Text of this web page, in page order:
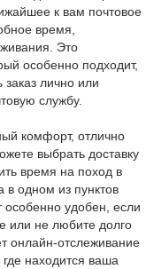
к вам почтовое
время,
Это
особенно подходит,
лично или
службу.
комфорт, отлично
выбрать доставку
время на поход в
в одном из пунктов
удобен, если
или не любите долго
онлайн-отслеживание
находится ваша